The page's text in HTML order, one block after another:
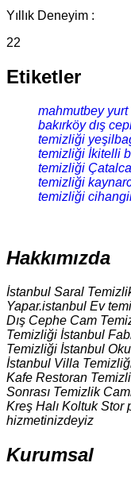
Yıllık Deneyim :
22
Etiketler
mahmutbey
bakırköy dış
temizliği
temizliği İkitelli
temizliği
temizliği
temizliği
Hakkımızda
İstanbul Saral
Yapar.istanbul Ev
Dış Cephe Cam
Temizliği İstanbul
Temizliği İstanbul
İstanbul Villa
Kafe Restoran
Sonrası Temizlik
Kreş Halı Koltuk
hizmetinizdeyiz
Kurumsal